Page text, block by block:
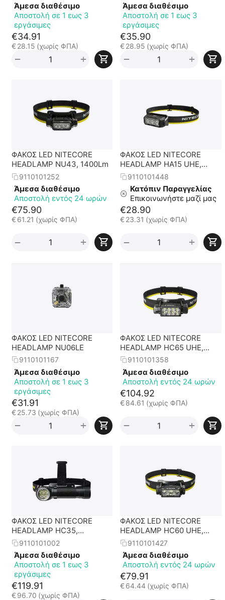
Άμεσα διαθέσιμο
Αποστολή σε 1 εως 3
εργάσιμες
€34.91
€ 28.15 (χωρίς ΦΠΑ)
+
−
Άμεσα διαθέσιμο
Αποστολή σε 1 εως 3
εργάσιμες
€35.90
€28.95 (χωρίς ΦΠΑ)
+
−
ΦΑΚΟΣ LED NITECORE
HEADLAMP NU43, 1400Lm
9110101252
Άμεσα διαθέσιμο
Αποστολή εντός 24 ωρών
€75.90
€ 61.21 (χωρίς ΦΠΑ)
+
−
ΦΑΚΟΣ LED NITECORE
HEADLAMP HA15 UHE,
Lightweight, 400Lumens
9110101448
Κατόπιν Παραγγελίας
Επικοινωνήστε μαζί μας
€28.90
€23.31 (χωρίς ΦΠΑ)
+
−
ΦΑΚΟΣ LED NITECORE
HEADLAMP NU06LE
9110101167
Άμεσα διαθέσιμο
Αποστολή σε 1 εως 3
εργάσιμες
€31.91
€ 25.73 (χωρίς ΦΠΑ)
+
−
ΦΑΚΟΣ LED NITECORE
HEADLAMP HC65 UHE,
2000 Lumens
9110101358
Άμεσα διαθέσιμο
Αποστολή εντός 24 ωρών
€104.92
€84.61 (χωρίς ΦΠΑ)
+
−
ΦΑΚΟΣ LED NITECORE
HEADLAMP HC35,
Rechargable 2700Lumens +
4000ma 21700 batt
9110101002
Άμεσα διαθέσιμο
Αποστολή σε 1 εως 3
εργάσιμες
€119.91
€ 96.70 (χωρίς ΦΠΑ)
ΦΑΚΟΣ LED NITECORE
HEADLAMP HC60 UHE,
1600 Lumens
9110101427
Άμεσα διαθέσιμο
Αποστολή εντός 24 ωρών
€79.91
€64.44 (χωρίς ΦΠΑ)